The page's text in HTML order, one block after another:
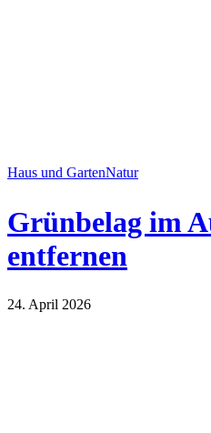
Haus und GartenNatur
Grünbelag im
entfernen
24. April 2026